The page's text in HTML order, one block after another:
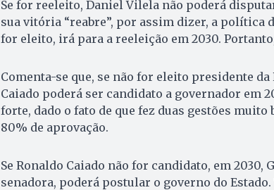
Se for reeleito, Daniel Vilela não poderá
sua vitória “reabre”, por assim dizer, a política
for eleito, irá para a reeleição em 2030.
Comenta-se que, se não for eleito presidente da
Caiado poderá ser candidato a governador em
forte, dado o fato de que fez duas gestões muito
80% de aprovação.
Se Ronaldo Caiado não for candidato, em 2030,
senadora, poderá postular o governo do